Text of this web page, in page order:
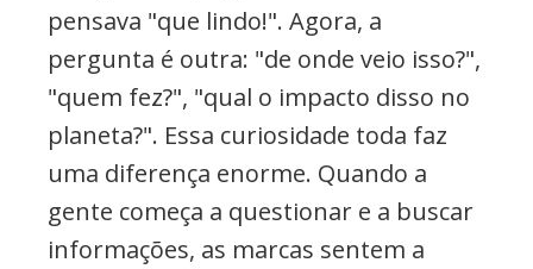
pensava "que lindo!". Agora, a
pergunta é outra: "de onde veio isso?",
"quem fez?", "qual o impacto disso no
planeta?". Essa curiosidade toda faz
uma diferença enorme. Quando a
gente começa a questionar e a buscar
informações, as marcas sentem a